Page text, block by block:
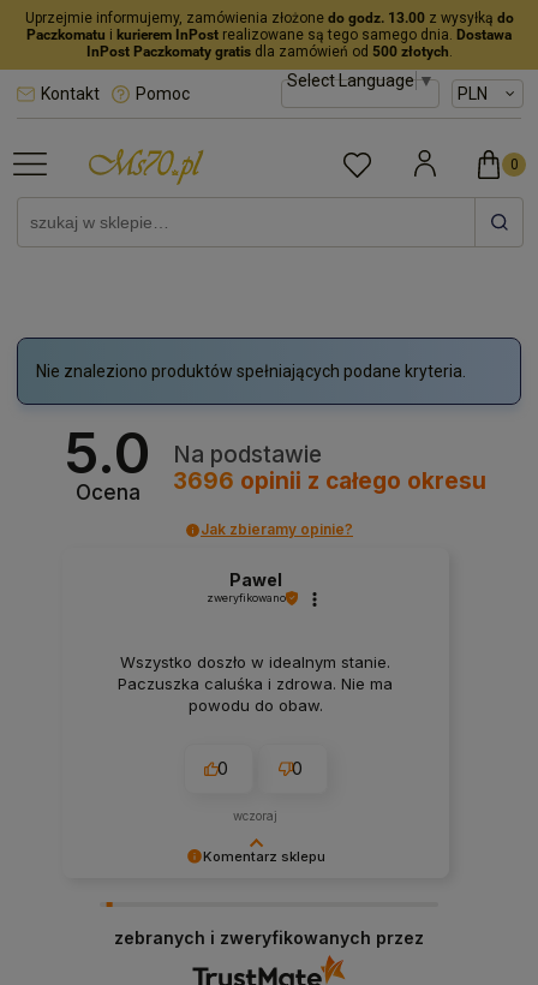
Uprzejmie informujemy, zamówienia złożone do godz. 13.00z wysyłką do
Paczkomatu i kurierem InPost realizowane są tego samego dnia. Dostawa
InPost Paczkomaty gratisdla zamówień od 500 złotych.
Select Language▼
Kontakt Pomoc
Nie znaleziono produktów spełniających podane kryteria.
5.0
Ocena
Na podstawie
3696 opinii z całego okresu
Jak zbieramy opinie?
Komentarz sklepu
Jest to dla nas największa nagroda. Do
zobaczenia przy kolejnych zakupach!
Pawel
zweryfikowano
Wszystko doszło w idealnym stanie.
Paczuszka caluśka i zdrowa. Nie ma
powodu do obaw.
0 0
wczoraj
zebranych i zweryfikowanych przez